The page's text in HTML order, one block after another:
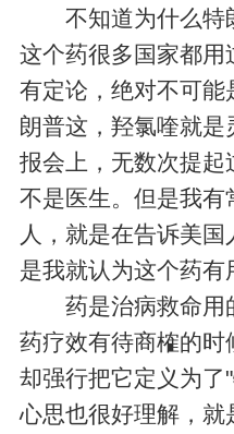
不知道为什么特
这个药很多国家都
有定论，绝对不可
朗普这，羟氯喹就
报会上，无数次提
不是医生。但是我
人，就是在告诉美
是我就认为这个药有
药是治病救命用
药疗效有待商榷的时
却强行把它定义为了
心思也很好理解，就